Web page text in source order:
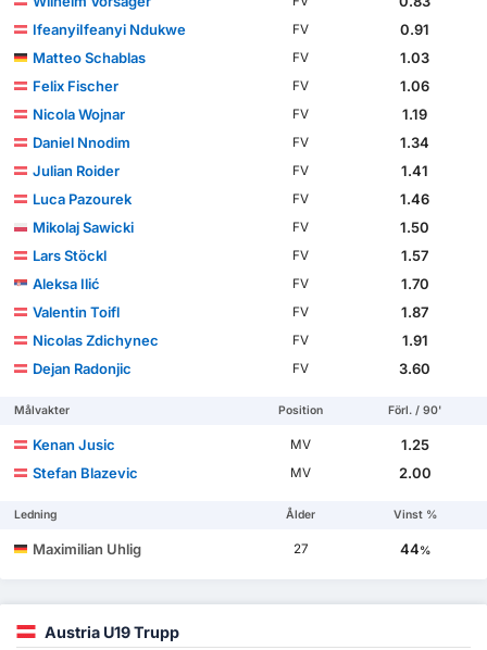
IfeanyiIfeanyi Ndukwe
FV
0.91
Matteo Schablas
FV
1.03
Felix Fischer
FV
1.06
Nicola Wojnar
FV
1.19
Daniel Nnodim
FV
1.34
Julian Roider
FV
1.41
Luca Pazourek
FV
1.46
Mikolaj Sawicki
FV
1.50
Lars Stöckl
FV
1.57
Aleksa Ilić
FV
1.70
Valentin Toifl
FV
1.87
Nicolas Zdichynec
FV
1.91
Dejan Radonjic
FV 3.60
Målvakter Position Förl. / 90'
Kenan Jusic MV
1.25
Stefan Blazevic
MV 2.00
Ledning Ålder Vinst %
Maximilian Uhlig 27 44%
Austria U19 Trupp